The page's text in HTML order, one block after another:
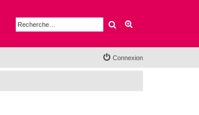
Rechercher
Connexion